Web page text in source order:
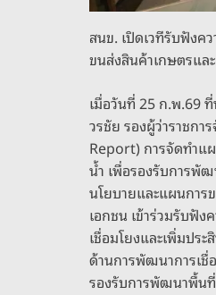
สนข. เปิดเวทีรับฟังค
ขนส่งสินค้าเกษตรแล
เมื่อวันที่ 25 ก.พ.69 ที่
วรชัย รองผู้ว่าราชก
Report) การจัดทำแ
น้ำ เพื่อรองรับการพั
นโยบายและแผนการ
เอกชน เข้าร่วมรับฟั
เชื่อมโยงและเพิ่มปร
ด้านการพัฒนาการเชื่
รองรับการพัฒนาพื้น